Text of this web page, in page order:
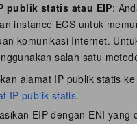
publik statis atau EIP:
instance ECS untuk
komunikasi Internet.
salah satu
alamat IP publik statis
IP publik statis.
EIP dengan ENI yang